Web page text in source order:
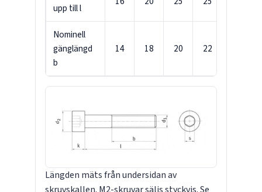
upp till l
Nominell
gänglängd
b
14 18 20 22
Längden mäts från undersidan av